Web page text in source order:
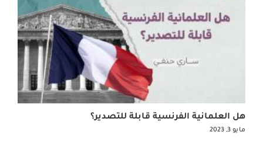
هل العلمانية الفرنسية قابلة للتصدير؟
مايو 3, 2023